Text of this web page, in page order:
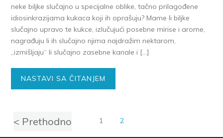
neke biljke slučajno u specijalne oblike, tačno prilagođene
idiosinkrazijama kukaca koji ih oprašuju? Mame li biljke
slučajno upravo te kukce, izlučujući posebne mirise i arome,
nagrađuju li ih slučajno njima najdražim nektarom,
„izmišljaju“ li slučajno zasebne kanale i […]
NASTAVI SA ČITANJEM
< Prethodno 1 2